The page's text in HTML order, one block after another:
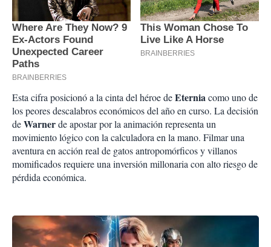
Esta cifra posicionó a la cinta del héroe deEterniacomo uno de
los peores descalabros económicos del año en curso. La decisión
deWarnerde apostar por la animación representa un
movimiento lógico con la calculadora en la mano. Filmar una
aventura en acción real de gatos antropomórficos y villanos
momificados requiere una inversión millonaria con alto riesgo de
pérdida económica.